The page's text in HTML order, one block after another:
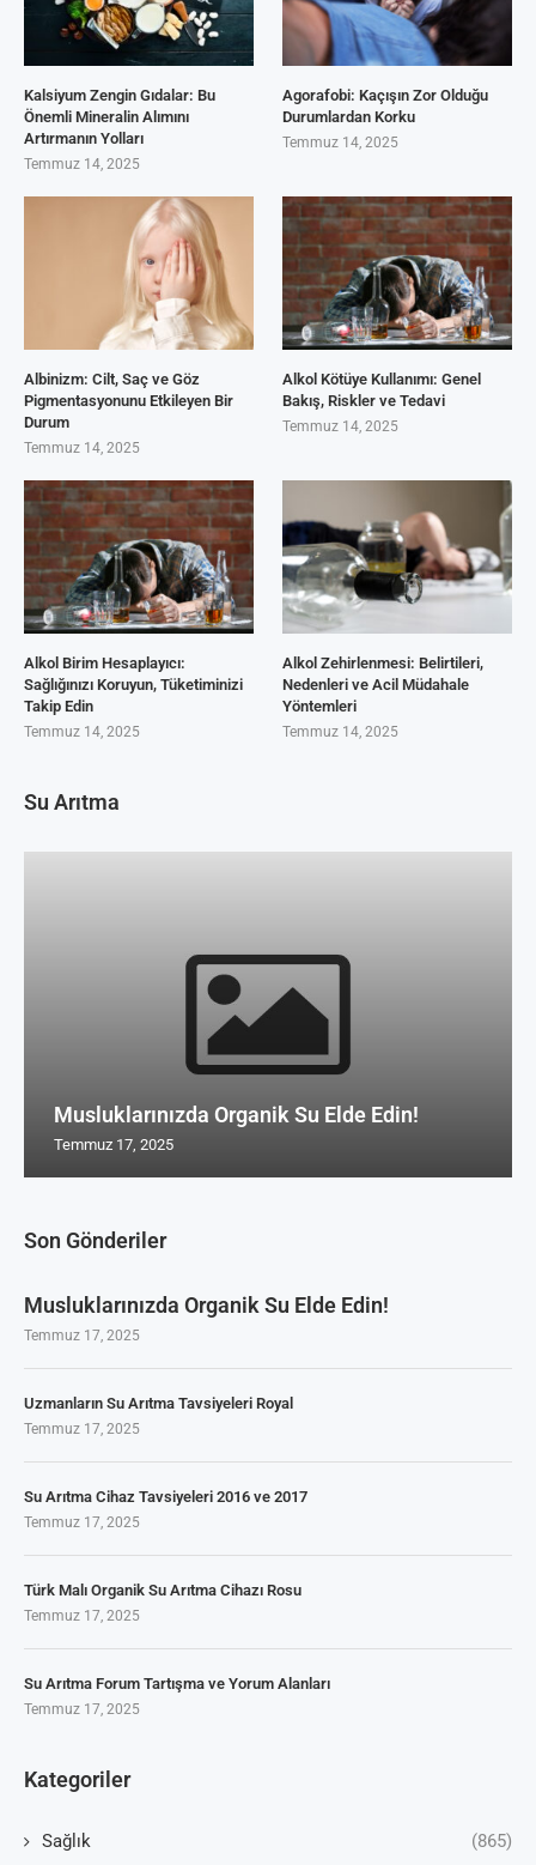
Son Gönderiler
Musluklarınızda Organik Su Elde Edin!
Temmuz 17, 2025
Uzmanların Su Arıtma Tavsiyeleri Royal
Temmuz 17, 2025
Su Arıtma Cihaz Tavsiyeleri 2016 ve 2017
Temmuz 17, 2025
Türk Malı Organik Su Arıtma Cihazı Rosu
Temmuz 17, 2025
Su Arıtma Forum Tartışma ve Yorum Alanları
Temmuz 17, 2025
Kategoriler
Sağlık (865)
Kalsiyum Zengin Gıdalar: Bu
Önemli Mineralin Alımını
Artırmanın Yolları
Temmuz 14, 2025
Agorafobi: Kaçışın Zor Olduğu
Durumlardan Korku
Temmuz 14, 2025
Albinizm: Cilt, Saç ve Göz
Pigmentasyonunu Etkileyen Bir
Durum
Temmuz 14, 2025
Alkol Kötüye Kullanımı: Genel
Bakış, Riskler ve Tedavi
Temmuz 14, 2025
Alkol Birim Hesaplayıcı:
Sağlığınızı Koruyun, Tüketiminizi
Takip Edin
Temmuz 14, 2025
Alkol Zehirlenmesi: Belirtileri,
Nedenleri ve Acil Müdahale
Yöntemleri
Temmuz 14, 2025
Su Arıtma
Musluklarınızda Organik Su Elde Edin!
Temmuz 17, 2025